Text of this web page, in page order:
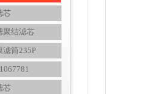
芯
聚结滤芯
滤筒235P
芯